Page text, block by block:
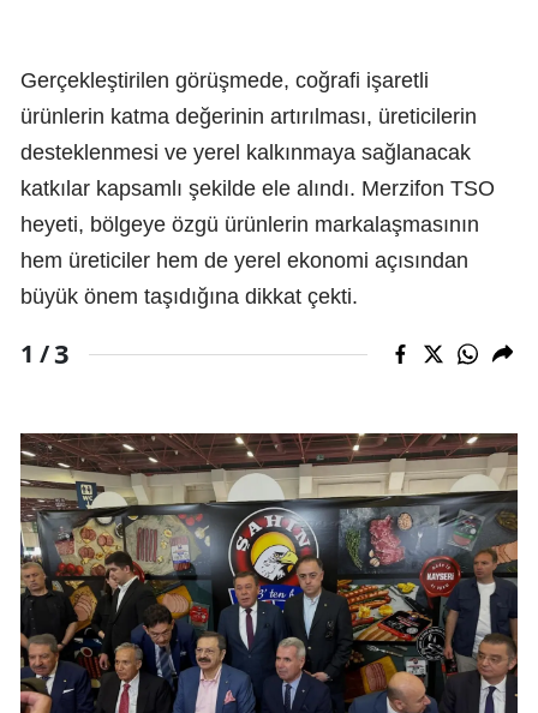
Gerçekleştirilen görüşmede, coğrafi işaretli
ürünlerin katma değerinin artırılması, üreticilerin
desteklenmesi ve yerel kalkınmaya sağlanacak
katkılar kapsamlı şekilde ele alındı. Merzifon TSO
heyeti, bölgeye özgü ürünlerin markalaşmasının
hem üreticiler hem de yerel ekonomi açısından
büyük önem taşıdığına dikkat çekti.
1 /3